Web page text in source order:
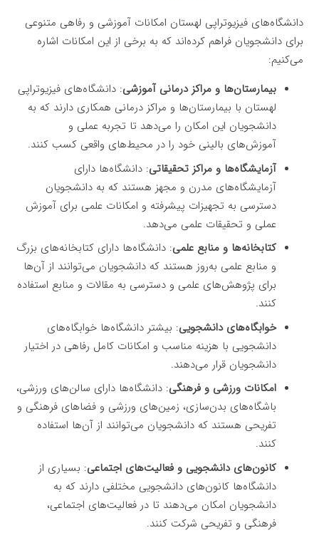
دانشگاه‌های فیزیوتراپی لهستان امکانات آموزشی و رفاهی متنوعی
برای دانشجویان فراهم کرده‌اند که به برخی از این امکانات اشاره
می‌کنیم:
بیمارستان‌ها و مراکز درمانی آموزشی: دانشگاه‌های فیزیوتراپی
لهستان با بیمارستان‌ها و مراکز درمانی همکاری دارند که به
دانشجویان این امکان را می‌دهد تا تجربه عملی و
آموزش‌های بالینی خود را در محیط‌های واقعی کسب کنند.
آزمایشگاه‌ها و مراکز تحقیقاتی: دانشگاه‌ها دارای
آزمایشگاه‌های مدرن و مجهز هستند که به دانشجویان
دسترسی به تجهیزات پیشرفته و امکانات علمی برای آموزش
عملی و تحقیقات علمی می‌دهد.
کتابخانه‌ها و منابع علمی: دانشگاه‌ها دارای کتابخانه‌های بزرگ
و منابع علمی به‌روز هستند که دانشجویان می‌توانند از آن‌ها
برای پژوهش‌های علمی و دسترسی به مقالات و منابع استفاده
کنند.
خوابگاه‌های دانشجویی: بیشتر دانشگاه‌ها خوابگاه‌های
دانشجویی با هزینه مناسب و امکانات کامل رفاهی در اختیار
دانشجویان قرار می‌دهند.
امکانات ورزشی و فرهنگی: دانشگاه‌ها دارای سالن‌های ورزشی،
باشگاه‌های بدن‌سازی، زمین‌های ورزشی و فضاهای فرهنگی و
تفریحی هستند که دانشجویان می‌توانند از آن‌ها استفاده
کنند.
کانون‌های دانشجویی و فعالیت‌های اجتماعی: بسیاری از
دانشگاه‌ها کانون‌های دانشجویی مختلفی دارند که به
دانشجویان امکان می‌دهند تا در فعالیت‌های اجتماعی،
فرهنگی و تفریحی شرکت کنند.